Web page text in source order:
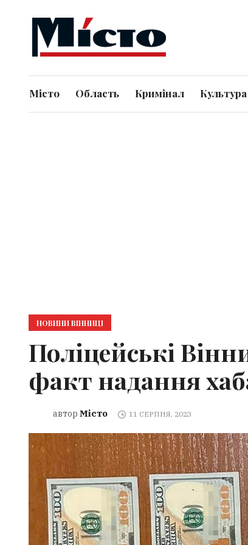
Місто Область Кримінал Культура
НОВИНИ ВІННИЦІ
Поліцейські
факт надання
автор Місто 11 СЕРПНЯ, 2023